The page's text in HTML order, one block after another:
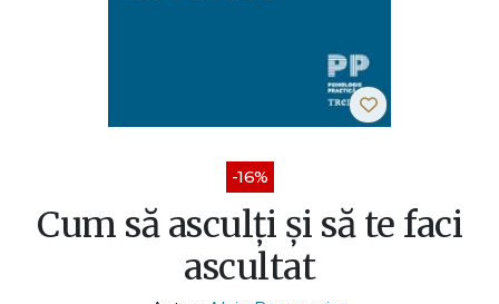
-16%
Cum să asculți și să te faci
ascultat